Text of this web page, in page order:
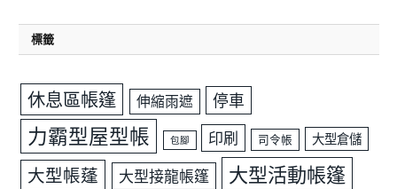
標籤
休息區帳篷 伸縮雨遮 停車
力霸型屋型帳 包腳 印刷 司令帳 大型倉儲
大型帳蓬 大型接龍帳篷 大型活動帳篷